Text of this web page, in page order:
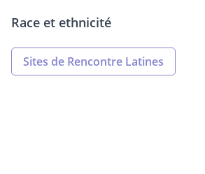
Race et ethnicité
Sites de Rencontre Latines